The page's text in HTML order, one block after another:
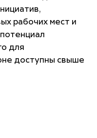
рабочих мест и
для
доступны свыше